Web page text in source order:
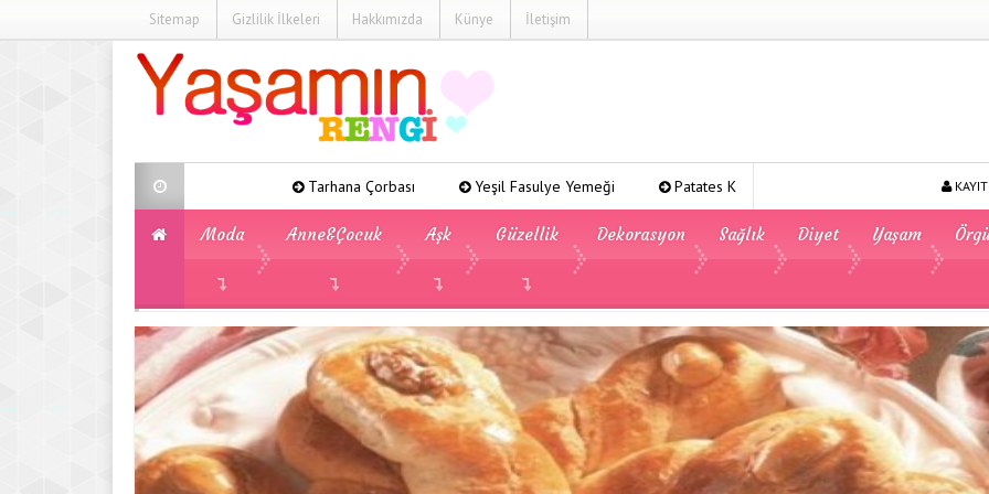
Sitemap Gizlilik İlkeleri Hakkımızda Künye İletişim
Tarhana Çorbası Yeşil Fasulye Yemeği Patates Kavurması Yeşil Mercimek
Moda Anne&Çocuk Aşk Güzellik Dekorasyon Sağlık Diyet Yaşam
Yemek Tarifleri Tatlı Tarifleri » Ay sonu Kurabiyesi